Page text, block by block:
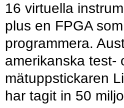
16 virtuella
plus en FPGA
programmera.
amerikanska test-
mätuppstickaren
har tagit in 50